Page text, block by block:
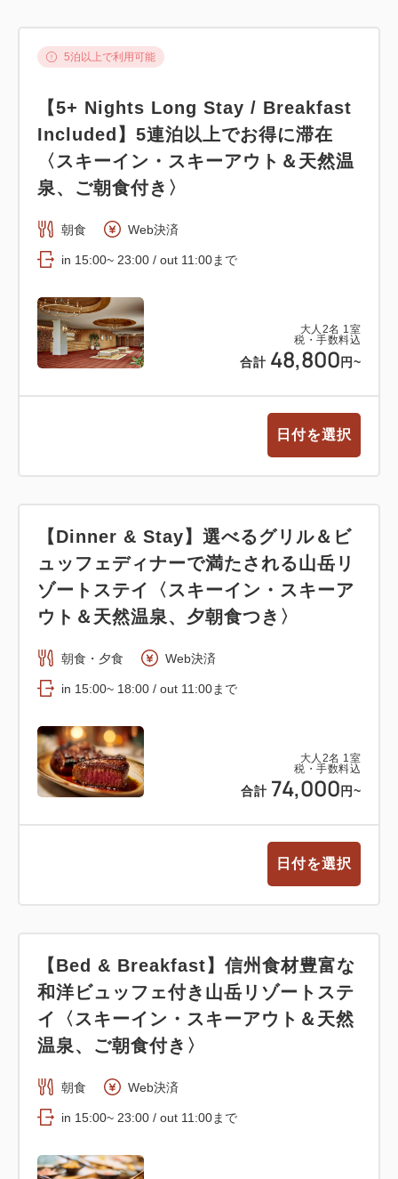
大人 2名 1 室
税・手数料込
合計 48,800 円~
5泊以上で利用可能
【5+ Nights Long Stay / Breakfast
Included】5連泊以上でお得に滞在
〈スキーイン・スキーアウト＆天然温
泉、ご朝食付き〉
朝食 Web決済
in 15:00~ 23:00 / out 11:00まで
日付を選択
大人 2名 1 室
税・手数料込
合計 74,000 円~
【Dinner & Stay】選べるグリル＆ビ
ュッフェディナーで満たされる山岳リ
ゾートステイ〈スキーイン・スキーア
ウト＆天然温泉、夕朝食つき〉
朝食・夕食 Web決済
in 15:00~ 18:00 / out 11:00まで
日付を選択
【Bed & Breakfast】信州食材豊富な
和洋ビュッフェ付き山岳リゾートステ
イ〈スキーイン・スキーアウト＆天然
温泉、ご朝食付き〉
朝食 Web決済
in 15:00~ 23:00 / out 11:00まで